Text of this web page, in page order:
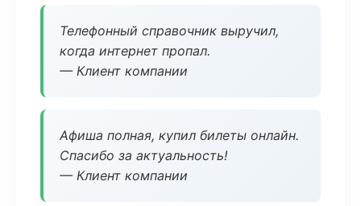
Телефонный справочник выручил,
когда интернет пропал.
— Клиент компании
Афиша полная, купил билеты онлайн.
Спасибо за актуальность!
— Клиент компании